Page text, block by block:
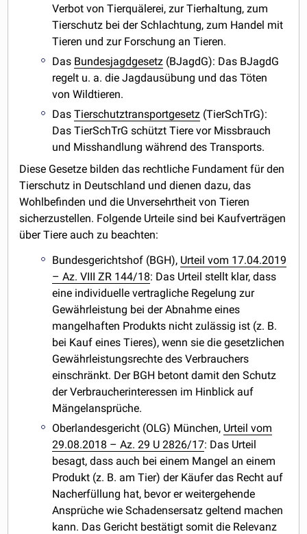
Verbot von Tierquälerei, zur Tierhaltung, zum
Tierschutz bei der Schlachtung, zum Handel mit
Tieren und zur Forschung an Tieren.
Das Bundesjagdgesetz (BJagdG): Das BJagdG
regelt u. a. die Jagdausübung und das Töten
von Wildtieren.
DasTierschutztransportgesetz (TierSchTrG):
Das TierSchTrG schützt Tiere vor Missbrauch
und Misshandlung während des Transports.
Diese Gesetze bilden das rechtliche Fundament für den
Tierschutz in Deutschland und dienen dazu, das
Wohlbefinden und die Unversehrtheit von Tieren
sicherzustellen. Folgende Urteile sind bei Kaufverträgen
über Tiere auch zu beachten:
Bundesgerichtshof (BGH), Urteil vom 17.04.2019
– Az. VIII ZR 144/18: Das Urteil stellt klar, dass
eine individuelle vertragliche Regelung zur
Gewährleistung bei der Abnahme eines
mangelhaften Produkts nicht zulässig ist (z. B.
bei Kauf eines Tieres), wenn sie die gesetzlichen
Gewährleistungsrechte des Verbrauchers
einschränkt. Der BGH betont damit den Schutz
der Verbraucherinteressen im Hinblick auf
Mängelansprüche.
Oberlandesgericht (OLG) München, Urteil vom
29.08.2018 – Az. 29 U 2826/17: Das Urteil
besagt, dass auch bei einem Mangel an einem
Produkt (z. B. am Tier) der Käufer das Recht auf
Nacherfüllung hat, bevor er weitergehende
Ansprüche wie Schadensersatz geltend machen
kann. Das Gericht bestätigt somit die Relevanz